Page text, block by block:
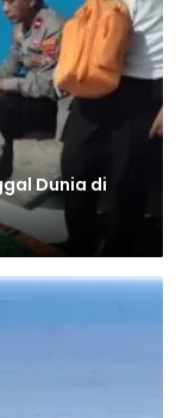
Dunia di